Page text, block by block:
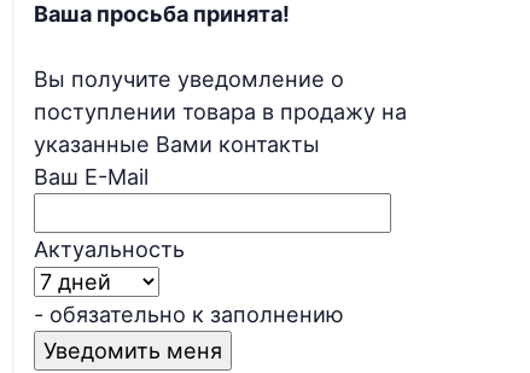
Ваша просьба принята!
Вы получите уведомление о
поступлении товара в продажу на
указанные Вами контакты
Ваш E-Mail
Актуальность
- обязательно к заполнению